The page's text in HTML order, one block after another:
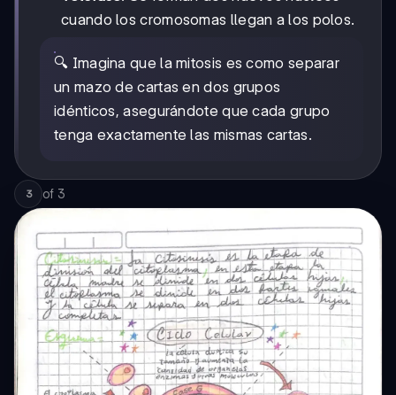
cuando los cromosomas llegan a los polos.
🔍 Imagina que la mitosis es como separar
un mazo de cartas en dos grupos
idénticos, asegurándote que cada grupo
tenga exactamente las mismas cartas.
3 of 3